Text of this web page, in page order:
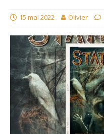
15 mai 2022 Olivier